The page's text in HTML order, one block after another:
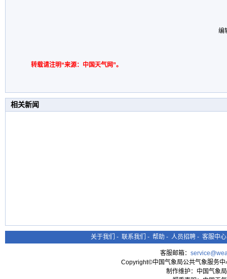
编
转载请注明“来源：中国天气网”。
相关新闻
关于我们 - 联系我们 - 帮助 - 人员招聘 - 客服中心
客服邮箱：
Copyright©中国气象局公共气象服务
制作维护：中国气象